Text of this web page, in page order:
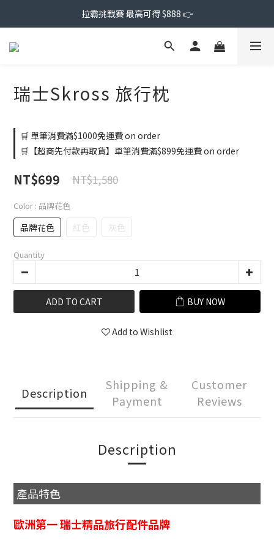
拉霸挑戰賽 最高可得 $888 👉
瑞士Skross 旅行枕
🛒 單筆消費滿$1000免運費 on order
🛒【超商先付款再取貨】單筆消費滿$899免運費 on order
NT$699 NT$1,580
Color : 品牌花色
品牌花色 紅色 灰色
Quantity
ADD TO CART BUY NOW
Add to Wishlist
Description
Shipping &
Payment
Customer
Reviews
Description
產品特色
歐洲第一 瑞士精品旅行配件品牌